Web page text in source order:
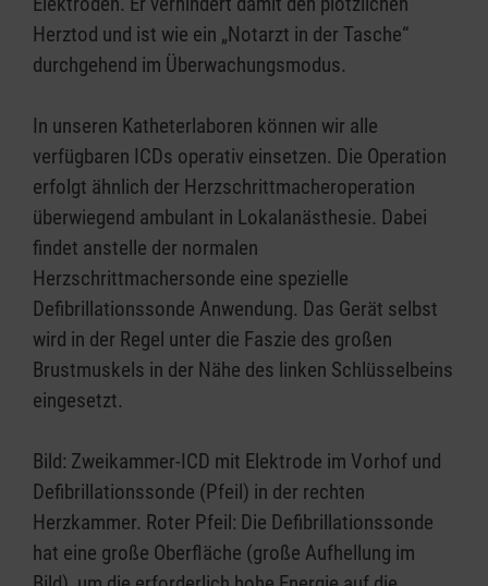
Herztod und ist wie ein „Notarzt in der Tasche“
durchgehend im Überwachungsmodus.
In unseren Katheterlaboren können wir alle
verfügbaren ICDs operativ einsetzen. Die Operation
erfolgt ähnlich der Herzschrittmacheroperation
überwiegend ambulant in Lokalanästhesie. Dabei
findet anstelle der normalen
Herzschrittmachersonde eine spezielle
Defibrillationssonde Anwendung. Das Gerät selbst
wird in der Regel unter die Faszie des großen
Brustmuskels in der Nähe des linken Schlüsselbeins
eingesetzt.
Bild: Zweikammer-ICD mit Elektrode im Vorhof und
Defibrillationssonde (Pfeil) in der rechten
Herzkammer. Roter Pfeil: Die Defibrillationssonde
hat eine große Oberfläche (große Aufhellung im